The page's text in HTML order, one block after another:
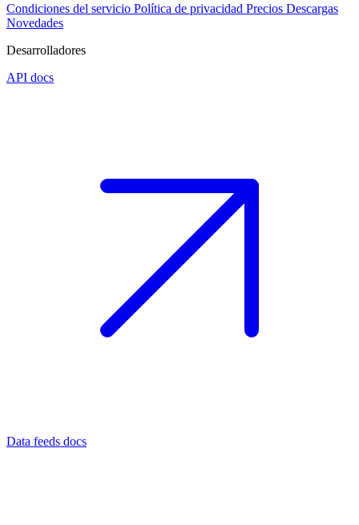
Condiciones del servicio Política de privacidad Precios Descargas
Novedades
Desarrolladores
API docs
Data feeds docs